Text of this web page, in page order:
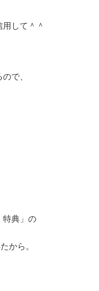
して＾＾
で、
典」の
から。